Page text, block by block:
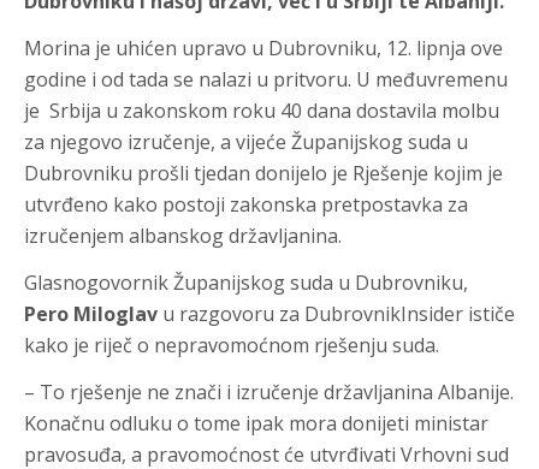
Morina je uhićen upravo u Dubrovniku, 12. lipnja ove
godine i od tada se nalazi u pritvoru. U međuvremenu
je Srbija u zakonskom roku 40 dana dostavila molbu
za njegovo izručenje, a vijeće Županijskog suda u
Dubrovniku prošli tjedan donijelo je Rješenje kojim je
utvrđeno kako postoji zakonska pretpostavka za
izručenjem albanskog državljanina.
Glasnogovornik Županijskog suda u Dubrovniku,
Pero Miloglav u razgovoru za DubrovnikInsider ističe
kako je riječ o nepravomoćnom rješenju suda.
– To rješenje ne znači i izručenje državljanina Albanije.
Konačnu odluku o tome ipak mora donijeti ministar
pravosuđa, a pravomoćnost će utvrđivati Vrhovni sud